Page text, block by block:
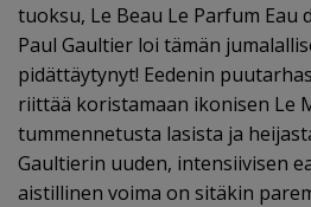
tuoksu, Le Beau Le Parfum Eau
Paul Gaultier loi tämän
pidättäytynyt! Eedenin
riittää koristamaan ikonisen Le
tummennetusta lasista ja
Gaultierin uuden, intensiivisen
aistillinen voima on sitäkin